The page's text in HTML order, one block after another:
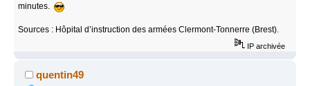
minutes.
Sources : Hôpital d’instruction des armées Clermont-Tonnerre (Brest).
IP archivée
quentin49